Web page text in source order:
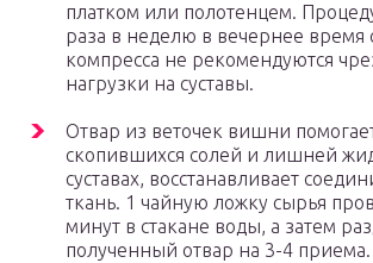
платком или полотенцем.
раза в неделю в вечернее время
компресса не рекомендуются
нагрузки на суставы.
Отвар из веточек вишни
скопившихся солей и лишней
суставах, восстанавливает
ткань. 1 чайную ложку сырья
минут в стакане воды, а затем
полученный отвар на 3-4 приема.